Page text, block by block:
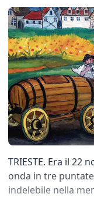
TRIESTE. Era il 22
onda in tre
indelebile nella